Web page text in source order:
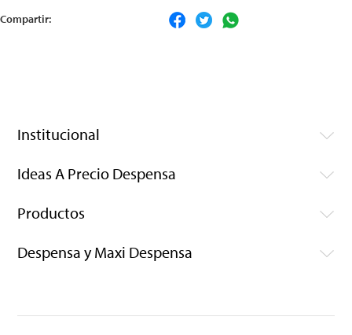
Compartir:
Institucional
Ideas A Precio Despensa
Productos
Despensa y Maxi Despensa